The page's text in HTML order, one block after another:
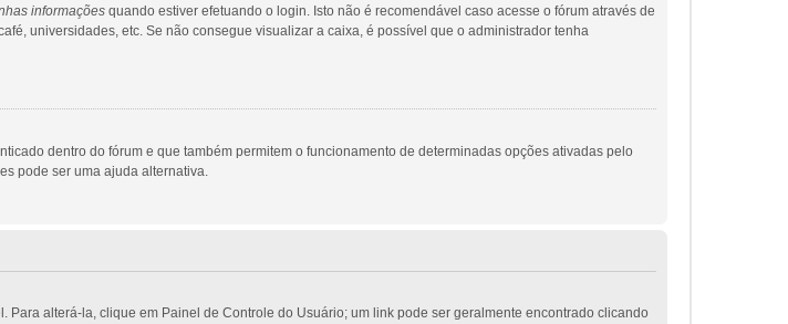
informações quando estiver efetuando o login. Isto não é recomendável caso acesse o fórum através de
universidades, etc. Se não consegue visualizar a caixa, é possível que o administrador tenha
dentro do fórum e que também permitem o funcionamento de determinadas opções ativadas pelo
pode ser uma ajuda alternativa.
alterá-la, clique em Painel de Controle do Usuário; um link pode ser geralmente encontrado clicando